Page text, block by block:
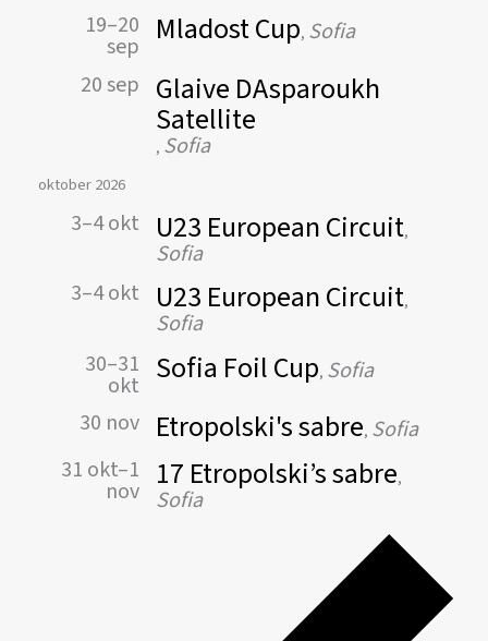
19–20
sep Mladost Cup, Sofia
20 sep
Glaive DAsparoukh
Satellite
, Sofia
oktober 2026
3–4 okt U23 European Circuit,
Sofia
3–4 okt
U23 European Circuit,
Sofia
30–31
okt Sofia Foil Cup, Sofia
30 nov
Etropolski's sabre, Sofia
31 okt–1
nov 17 Etropolski’s sabre,
Sofia